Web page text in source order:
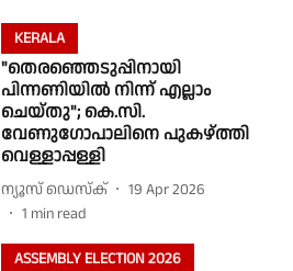
KERALA
"തെരഞ്ഞെടുപ്പിനായി
പിന്നണിയിൽ നിന്ന് എല്ലാം
ചെയ്തു"; കെ.സി.
വേണുഗോപാലിനെ പുകഴ്ത്തി
വെള്ളാപ്പള്ളി
ന്യൂസ് ഡെസ്ക്
19 Apr 2026
1 min read
ASSEMBLY ELECTION 2026